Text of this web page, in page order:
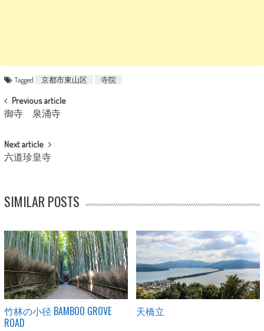
Tagged 京都市東山区 寺院
POST NAVIGATION
Previous article
御寺 泉涌寺
Next article
六道珍皇寺
SIMILAR POSTS
竹林の小径 BAMBOO GROVE
ROAD
天橋立